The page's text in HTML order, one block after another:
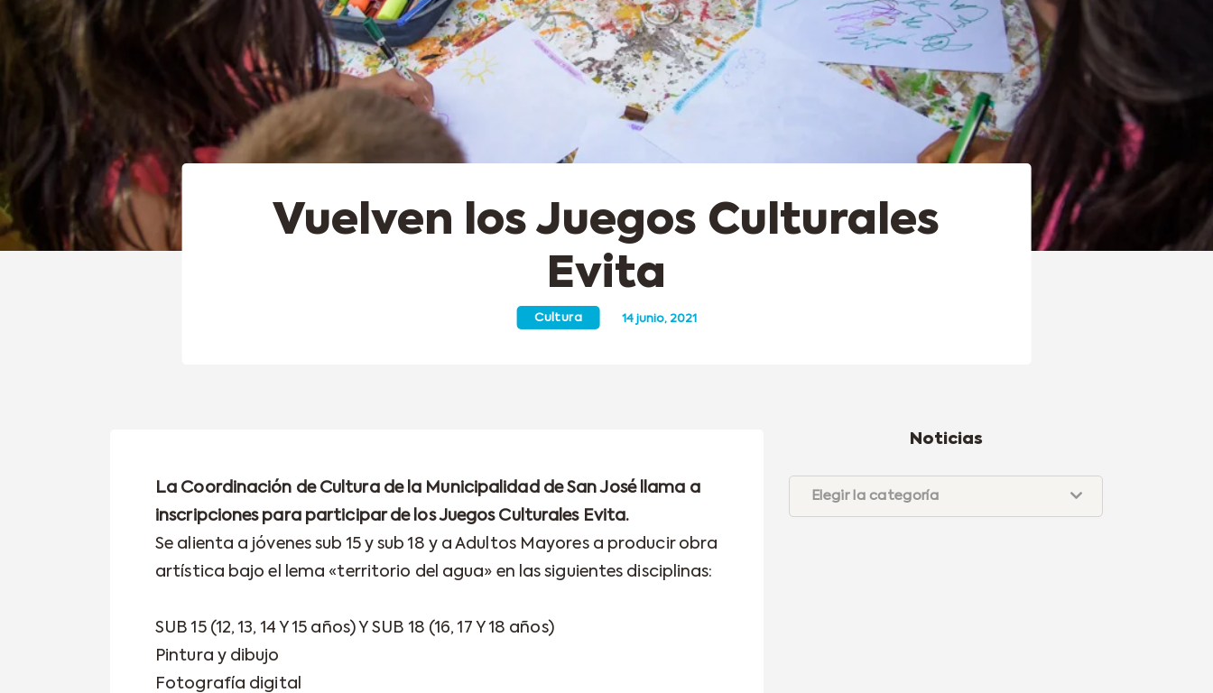
Vuelven los Juegos Culturales
Evita
Cultura 14 junio, 2021
La Coordinación de Cultura de la Municipalidad de San José llama a
inscripciones para participar de los Juegos Culturales Evita.
Se alienta a jóvenes sub 15 y sub 18 y a Adultos Mayores a producir obra
artística bajo el lema «territorio del agua» en las siguientes disciplinas:
SUB 15 (12, 13, 14 Y 15 años) Y SUB 18 (16, 17 Y 18 años)
Pintura y dibujo
Fotografía digital
Noticias